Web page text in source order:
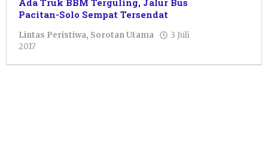
Ada Truk BBM Terguling, Jalur Bus
Pacitan-Solo Sempat Tersendat
Lintas Peristiwa, Sorotan Utama
3 Juli
2017